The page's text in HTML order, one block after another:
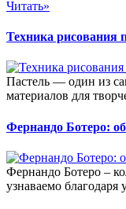
Читать»
Техника рисования
Пастель — один из
материалов для
Фернандо Ботеро:
Фернандо Ботеро –
узнаваемо